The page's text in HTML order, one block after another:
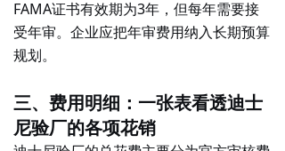
FAMA证书有效期为3年，但每年需要接
受年审。企业应把年审费用纳入长期预算
规划。
三、费用明细：一张表看透迪士
尼验厂的各项花销